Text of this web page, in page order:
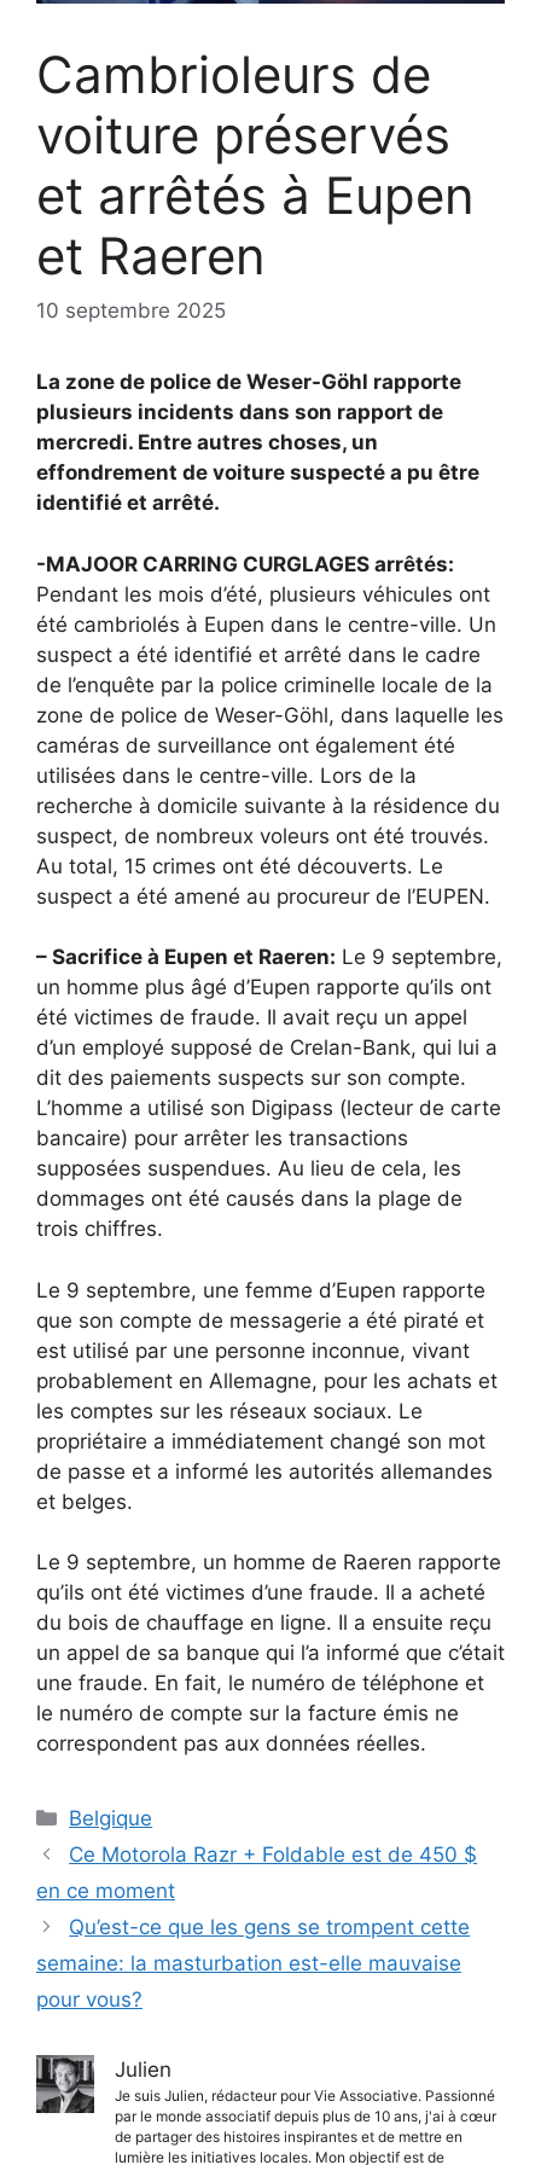
Cambrioleurs de
voiture préservés
et arrêtés à Eupen
et Raeren
10 septembre 2025
La zone de police de Weser-Göhl rapporte
plusieurs incidents dans son rapport de
mercredi. Entre autres choses, un
effondrement de voiture suspecté a pu être
identifié et arrêté.
-MAJOOR CARRING CURGLAGES arrêtés:
Pendant les mois d’été, plusieurs véhicules ont
été cambriolés à Eupen dans le centre-ville. Un
suspect a été identifié et arrêté dans le cadre
de l’enquête par la police criminelle locale de la
zone de police de Weser-Göhl, dans laquelle les
caméras de surveillance ont également été
utilisées dans le centre-ville. Lors de la
recherche à domicile suivante à la résidence du
suspect, de nombreux voleurs ont été trouvés.
Au total, 15 crimes ont été découverts. Le
suspect a été amené au procureur de l’EUPEN.
– Sacrifice à Eupen et Raeren: Le 9 septembre,
un homme plus âgé d’Eupen rapporte qu’ils ont
été victimes de fraude. Il avait reçu un appel
d’un employé supposé de Crelan-Bank, qui lui a
dit des paiements suspects sur son compte.
L’homme a utilisé son Digipass (lecteur de carte
bancaire) pour arrêter les transactions
supposées suspendues. Au lieu de cela, les
dommages ont été causés dans la plage de
trois chiffres.
Le 9 septembre, une femme d’Eupen rapporte
que son compte de messagerie a été piraté et
est utilisé par une personne inconnue, vivant
probablement en Allemagne, pour les achats et
les comptes sur les réseaux sociaux. Le
propriétaire a immédiatement changé son mot
de passe et a informé les autorités allemandes
et belges.
Le 9 septembre, un homme de Raeren rapporte
qu’ils ont été victimes d’une fraude. Il a acheté
du bois de chauffage en ligne. Il a ensuite reçu
un appel de sa banque qui l’a informé que c’était
une fraude. En fait, le numéro de téléphone et
le numéro de compte sur la facture émis ne
correspondent pas aux données réelles.
Catégories
Belgique
Ce Motorola Razr + Foldable est de 450 $
en ce moment
Qu’est-ce que les gens se trompent cette
semaine: la masturbation est-elle mauvaise
pour vous?
Julien
Je suis Julien, rédacteur pour Vie Associative. Passionné
par le monde associatif depuis plus de 10 ans, j'ai à cœur
de partager des histoires inspirantes et de mettre en
lumière les initiatives locales. Mon objectif est de